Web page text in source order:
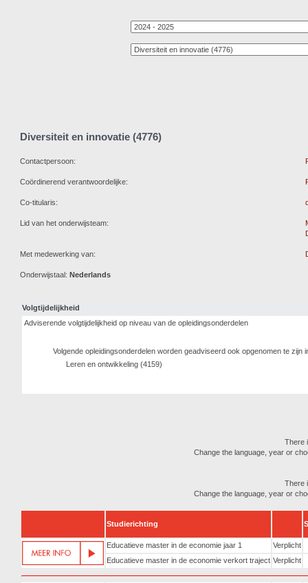
Diversiteit en innovatie (4776)
Contactpersoon:
Coördinerend verantwoordelijke:
Co-titularis:
Lid van het onderwijsteam:
Met medewerking van:
Onderwijstaal: Nederlands
Volgtijdelijkheid
Adviserende volgtijdelijkheid op niveau van de opleidingsonderdelen
Volgende opleidingsonderdelen worden geadviseerd ook opgenomen te zijn
Leren en ontwikkeling (4159)
There
Change the language, year or
There
Change the language, year or
Studierichting
Educatieve master in de economie jaar 1
Verplicht
Educatieve master in de economie verkort traject Verplicht